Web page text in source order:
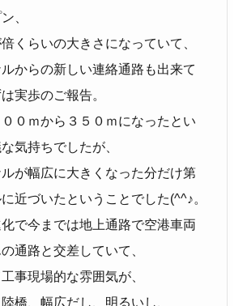
、
くらいの大きさになっていて、
からの新しい連絡通路も出来て
実歩のご報告。
０ｍから３５０ｍになったとい
気持ちでしたが、
が幅広に大きくなった分だけ第
近づいたということでした(^^♪。
で今までは地上通路で空港車両
通路と交差していて、
事現場的な雰囲気が、
橋、幅広だし、明るいし、